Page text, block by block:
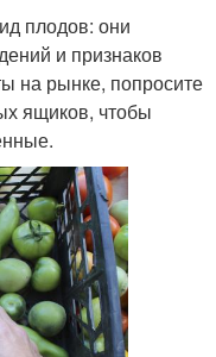
плодов: они
и признаков
на рынке, попросите
ящиков, чтобы